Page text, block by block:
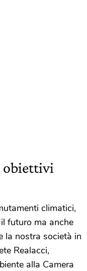
obiettivi
climatici,
futuro ma anche
la nostra società in
Realacci,
alla Camera